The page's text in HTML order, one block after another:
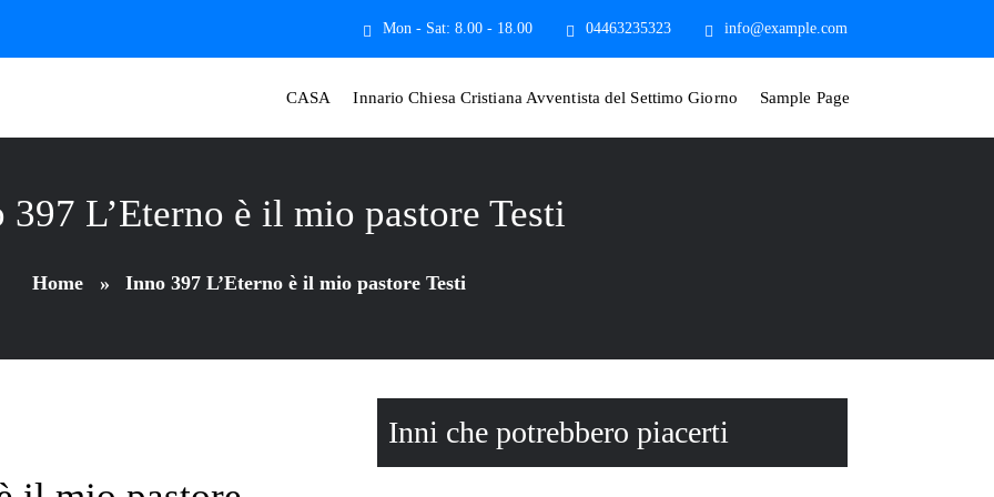
Mon - Sat: 8.00 - 18.00 04463235323 info@example.com
CASA Innario Chiesa Cristiana Avventista del Settimo Giorno Sample Page
397 L’Eterno è il mio pastore Testi
Home» Inno 397 L’Eterno è il mio pastore Testi
Inni che potrebbero piacerti